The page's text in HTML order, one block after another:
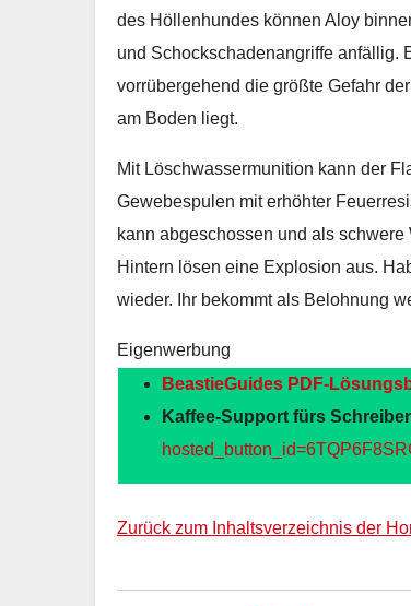
des Höllenhundes können Aloy
und Schockschadenangriffe anfällig.
vorrübergehend die größte Gefahr
am Boden liegt.
Mit Löschwassermunition kann der
Gewebespulen mit erhöhter
kann abgeschossen und als
Hintern lösen eine Explosion aus.
wieder. Ihr bekommt als Belohnung
Eigenwerbung
BeastieGuides PDF-
Kaffee-Support fürs
Zurück zum Inhaltsverzeichnis der